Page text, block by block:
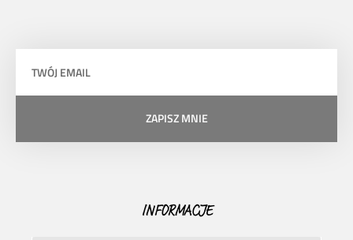
ZAPISZ MNIE
INFORMACJE